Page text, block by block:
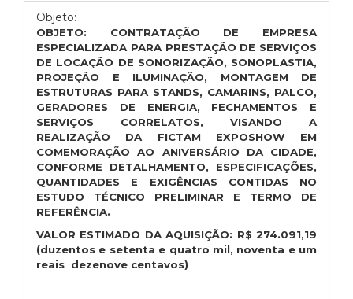
Objeto:
OBJETO: CONTRATAÇÃO DE EMPRESA
ESPECIALIZADA PARA PRESTAÇÃO DE SERVIÇOS
DE LOCAÇÃO DE SONORIZAÇÃO, SONOPLASTIA,
PROJEÇÃO E ILUMINAÇÃO, MONTAGEM DE
ESTRUTURAS PARA STANDS, CAMARINS, PALCO,
GERADORES DE ENERGIA, FECHAMENTOS E
SERVIÇOS CORRELATOS, VISANDO A
REALIZAÇÃO DA FICTAM EXPOSHOW EM
COMEMORAÇÃO AO ANIVERSÁRIO DA CIDADE,
CONFORME DETALHAMENTO, ESPECIFICAÇÕES,
QUANTIDADES E EXIGÊNCIAS CONTIDAS NO
ESTUDO TÉCNICO PRELIMINAR E TERMO DE
REFERÊNCIA.
VALOR ESTIMADO DA AQUISIÇÃO: R$ 274.091,19
(duzentos e setenta e quatro mil, noventa e um
reais dezenove centavos)